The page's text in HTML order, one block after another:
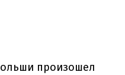
произошел